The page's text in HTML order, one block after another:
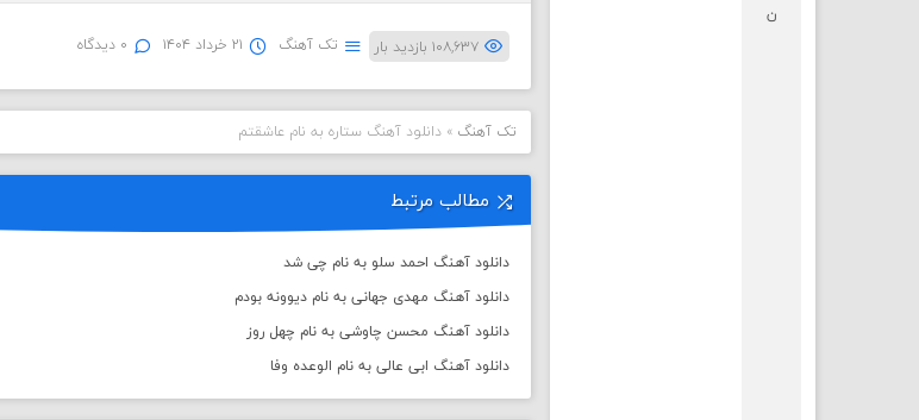
۱۰۸,۶۳۷ بازدید بار تک آهنگ ۲۱ خرداد ۱۴۰۴ ۰ دیدگاه
تک آهنگ »دانلود آهنگ ستاره به نام عاشقتم
مطالب مرتبط
دانلود آهنگ احمد سلو به نام چی شد
دانلود آهنگ مهدی جهانی به نام دیوونه بودم
دانلود آهنگ محسن چاوشی به نام چهل روز
دانلود آهنگ ابی عالی به نام الوعده وفا
ن